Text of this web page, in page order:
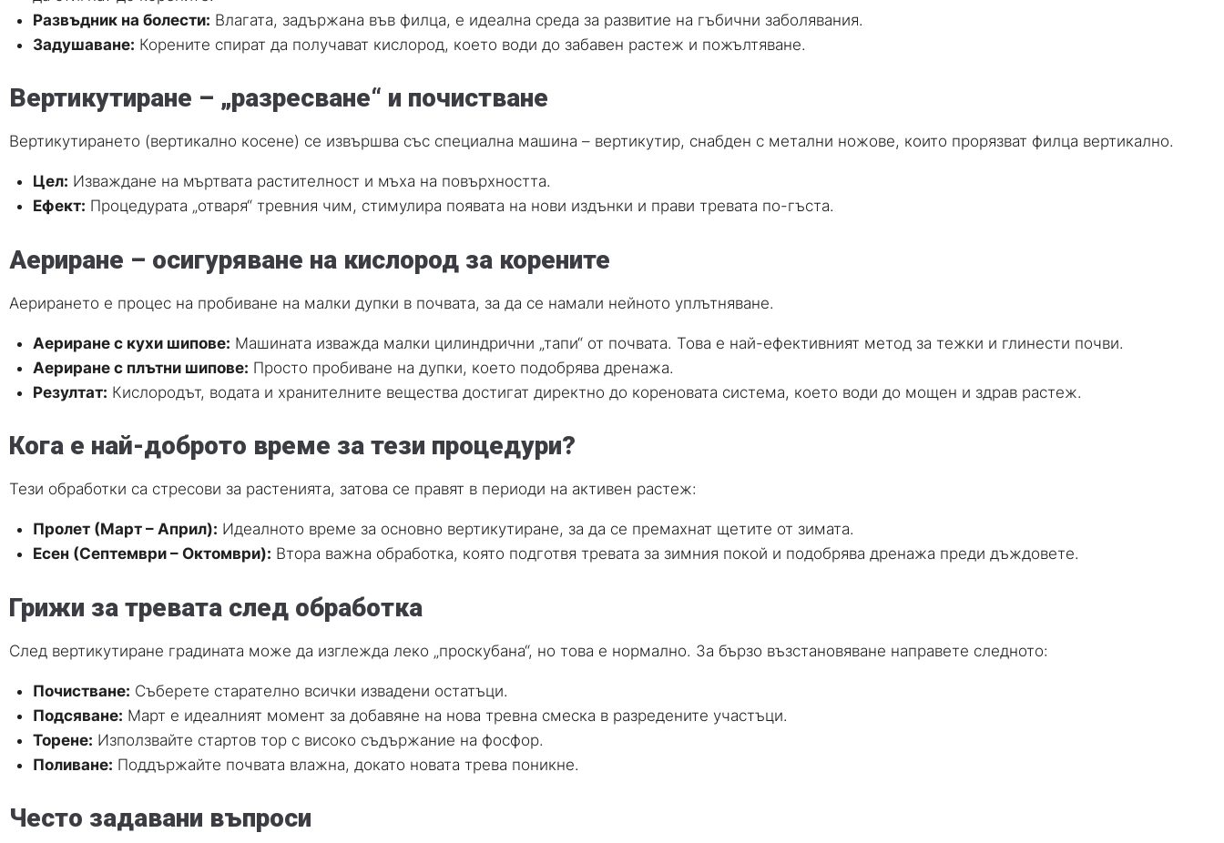
Развъдник на болести: Влагата, задържана във филца, е идеална среда за развитие на гъбични заболявания.
Задушаване: Корените спират да получават кислород, което води до забавен растеж и пожълтяване.
Вертикутиране – „разресване“ и почистване
Вертикутирането (вертикално косене) се извършва със специална машина – вертикутир, снабден с метални ножове, които прорязват филца вертикално.
Цел: Изваждане на мъртвата растителност и мъха на повърхността.
Ефект: Процедурата „отваря“ тревния чим, стимулира появата на нови издънки и прави тревата по-гъста.
Аериране – осигуряване на кислород за корените
Аерирането е процес на пробиване на малки дупки в почвата, за да се намали нейното уплътняване.
Аериране с кухи шипове: Машината изважда малки цилиндрични „тапи“ от почвата. Това е най-ефективният метод за тежки и глинести почви.
Аериране с плътни шипове: Просто пробиване на дупки, което подобрява дренажа.
Резултат: Кислородът, водата и хранителните вещества достигат директно до кореновата система, което води до мощен и здрав растеж.
Кога е най-доброто време за тези процедури?
Тези обработки са стресови за растенията, затова се правят в периоди на активен растеж:
Пролет (Март – Април): Идеалното време за основно вертикутиране, за да се премахнат щетите от зимата.
Есен (Септември – Октомври): Втора важна обработка, която подготвя тревата за зимния покой и подобрява дренажа преди дъждовете.
Грижи за тревата след обработка
След вертикутиране градината може да изглежда леко „проскубана“, но това е нормално. За бързо възстановяване направете следното:
Почистване: Съберете старателно всички извадени остатъци.
Подсяване: Март е идеалният момент за добавяне на нова тревна смеска в разредените участъци.
Торене: Използвайте стартов тор с високо съдържание на фосфор.
Поливане: Поддържайте почвата влажна, докато новата трева поникне.
Често задавани въпроси